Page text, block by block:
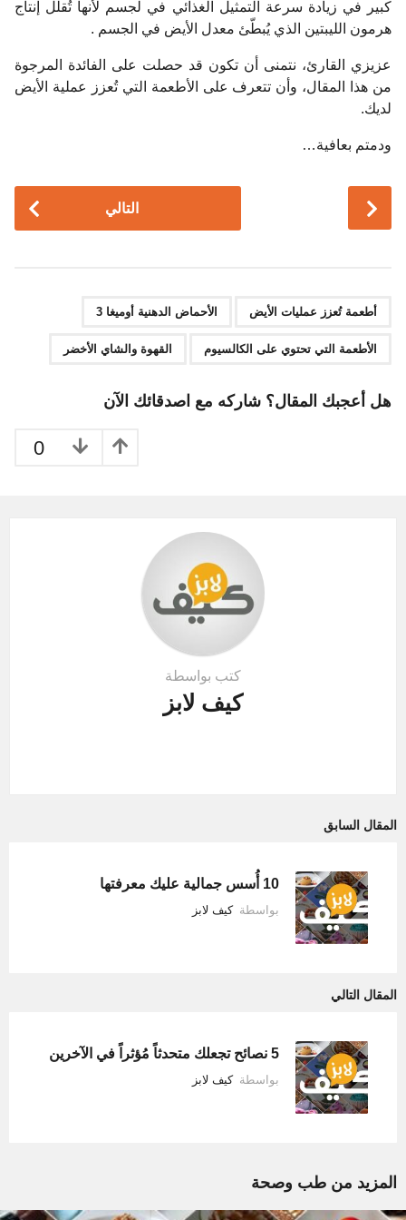
كبير في زيادة سرعة التمثيل الغذائي في لجسم لأنها تُقلل إنتاج
هرمون الليبتين الذي يُبطّئ معدل الأيض في الجسم .
عزيزي القارئ، نتمنى أن تكون قد حصلت على الفائدة المرجوة
من هذا المقال، وأن تتعرف على الأطعمة التي تُعزز عملية الأيض
لديك.
ودمتم بعافية…
a
التالي
أطعمة تُعزز عمليات الأيض الأحماض الدهنية أوميغا 3
الأطعمة التي تحتوي على الكالسيوم القهوة والشاي الأخضر
هل أعجبك المقال؟ شاركه مع اصدقائك الآن
0
كتب بواسطة
كيف لابز
المقال السابق
10 أُسس جمالية عليك معرفتها
بواسطة كيف لابز
المقال التالي
5 نصائح تجعلك متحدثاً مُؤثراً في الآخرين
بواسطة كيف لابز
المزيد من طب وصحة